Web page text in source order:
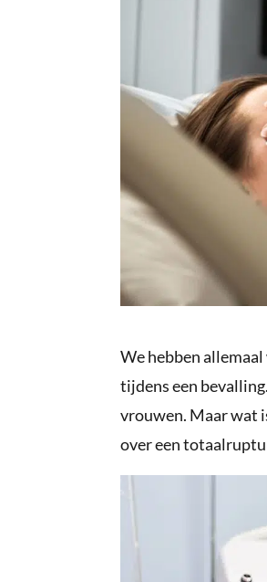
We hebben
tijdens een
vrouwen. Maar wat
over een